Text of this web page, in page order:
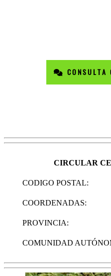
CONSULTA
CIRCULAR
CODIGO POSTAL:
COORDENADAS:
PROVINCIA:
COMUNIDAD